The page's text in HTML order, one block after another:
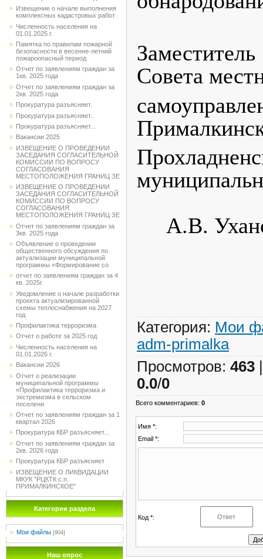
Извещение о начале выполнения
комплексных кадастровых работ
Численность населения на
01.01.2025 г.
Памятка по правилам пожарной
безопасности в весенне-летний
пожароопасный период
Отчет по заявлениям граждан за
1кв. 2025 года
Отчет по заявлениям граждан за
2кв. 2025 года
Прокуратура разъясняет.
Прокуратура разъясняет..
Прокуратура разъясняет...
Вакансии 2025
ИЗВЕЩЕНИЕ О ПРОВЕДЕНИИ
ЗАСЕДАНИЯ СОГЛАСИТЕЛЬНОЙ
КОМИССИИ ПО ВОПРОСУ
СОГЛАСОВАНИЯ
МЕСТОПОЛОЖЕНИЯ ГРАНИЦ ЗЕ
ИЗВЕЩЕНИЕ О ПРОВЕДЕНИИ
ЗАСЕДАНИЯ СОГЛАСИТЕЛЬНОЙ
КОМИССИИ ПО ВОПРОСУ
СОГЛАСОВАНИЯ
МЕСТОПОЛОЖЕНИЯ ГРАНИЦ ЗЕ
Отчет по заявлениям граждан за
3кв. 2025 года
Объявление о проведении
общественного обсуждения по
актуализации муниципальной
программы «Формирование со
отчет по заявлениям граждан за 4
кв. 2025г.
Уведомление о начале разработки
проекта актуализированной
схемы теплоснабжения на 2027
год
Профилактика терроризма
Отчет о работе за 2025 год
Численность населения на
01.01.2026 г.
Вакансии 2026
Отчет о реализации
муниципальной программы
«Профилактика терроризма и
экстремизма в сельском
поселени
Отчет по заявлениям граждан за 1
квартал 2026
Прокуратура КБР разъясняет...
Отчет по заявлениям граждан за
2кв. 2026 года
Прокуратура КБР разъясняет
ИЗВЕЩЕНИЕ О ЛИКВИДАЦИИ
МКУК "РЦКТК с.п.
ПРИМАЛКИНСКОЕ"
Категории раздела
Мои файлы [904]
Наш опрос
Совета
А.В.
Категория: Мои
adm-primalka
Просмотров: 463
0.0/0
Всего комментариев: 0
Имя *:
Email *:
Код *: